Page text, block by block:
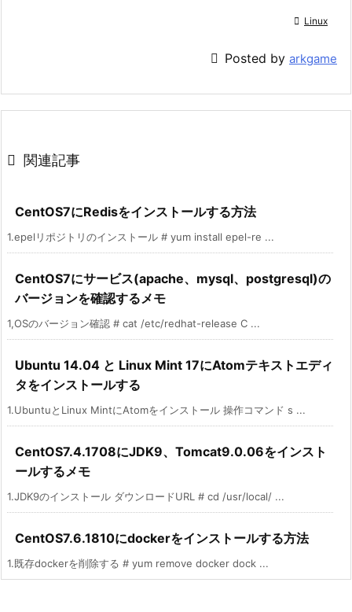
 Linux
 Posted by arkgame
 関連記事
CentOS7にRedisをインストールする方法
1.epelリポジトリのインストール # yum install epel-re ...
CentOS7にサービス(apache、mysql、postgresql)の
バージョンを確認するメモ
1,OSのバージョン確認 # cat /etc/redhat-release C ...
Ubuntu 14.04 と Linux Mint 17にAtomテキストエディ
タをインストールする
1.UbuntuとLinux MintにAtomをインストール 操作コマンド s ...
CentOS7.4.1708にJDK9、Tomcat9.0.06をインスト
ールするメモ
1.JDK9のインストール ダウンロードURL # cd /usr/local/ ...
CentOS7.6.1810にdockerをインストールする方法
1.既存dockerを削除する # yum remove docker dock ...